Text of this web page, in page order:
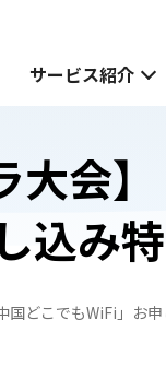
サービス紹介
サービス
お受け取り
無料お試し申し込
でお受け取り
中国どこでもWiFi
大会
込み
国どこでもWiFi」お